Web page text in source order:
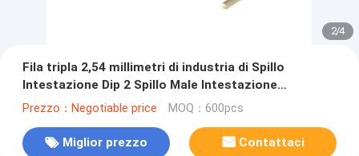
2/4
Fila tripla 2,54 millimetri di industria di Spillo
Intestazione Dip 2 Spillo Male Intestazione
Connettore For PCBA
Prezzo：Negotiable price MOQ：600pcs
Miglior prezzo Contattaci